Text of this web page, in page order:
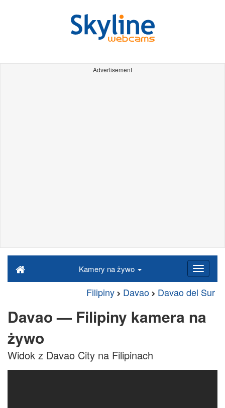
Advertisement
Kamery na żywo
Filipiny Davao Davao del Sur
Davao — Filipiny kamera na
żywo
Widok z Davao City na Filipinach